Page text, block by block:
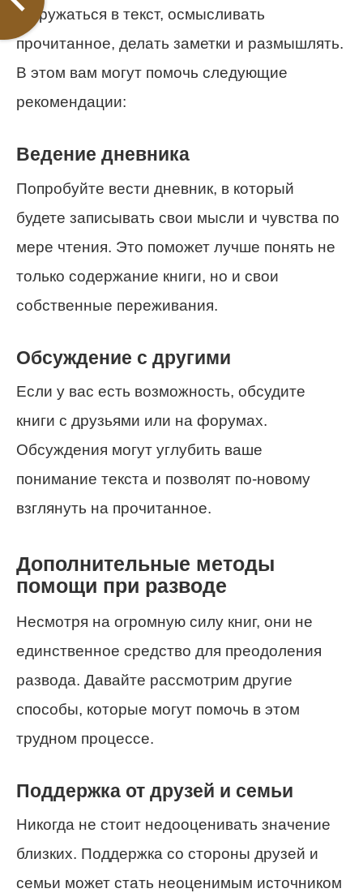
погружаться в текст, осмысливать
прочитанное, делать заметки и размышлять.
В этом вам могут помочь следующие
рекомендации:
Ведение дневника
Попробуйте вести дневник, в который
будете записывать свои мысли и чувства по
мере чтения. Это поможет лучше понять не
только содержание книги, но и свои
собственные переживания.
Обсуждение с другими
Если у вас есть возможность, обсудите
книги с друзьями или на форумах.
Обсуждения могут углубить ваше
понимание текста и позволят по-новому
взглянуть на прочитанное.
Дополнительные методы
помощи при разводе
Несмотря на огромную силу книг, они не
единственное средство для преодоления
развода. Давайте рассмотрим другие
способы, которые могут помочь в этом
трудном процессе.
Поддержка от друзей и семьи
Никогда не стоит недооценивать значение
близких. Поддержка со стороны друзей и
семьи может стать неоценимым источником